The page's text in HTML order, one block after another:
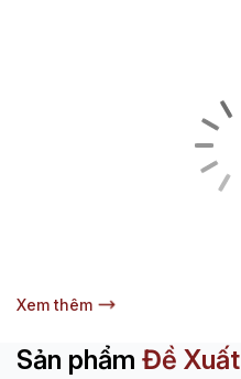
Xem thêm
Sản phẩm Đề Xuất